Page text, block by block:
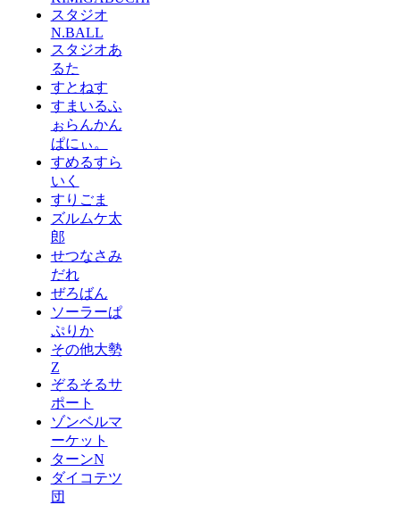
スタジオ
N.BALL
スタジオあ
るた
すとねす
すまいるふ
ぉらんかん
ぱにぃ。
すめるすら
いく
すりごま
ズルムケ太
郎
せつなさみ
だれ
ぜろばん
ソーラーぱ
ぷりか
その他大勢
Z
ぞるそるサ
ポート
ゾンベルマ
ーケット
ターンN
ダイコテツ
団